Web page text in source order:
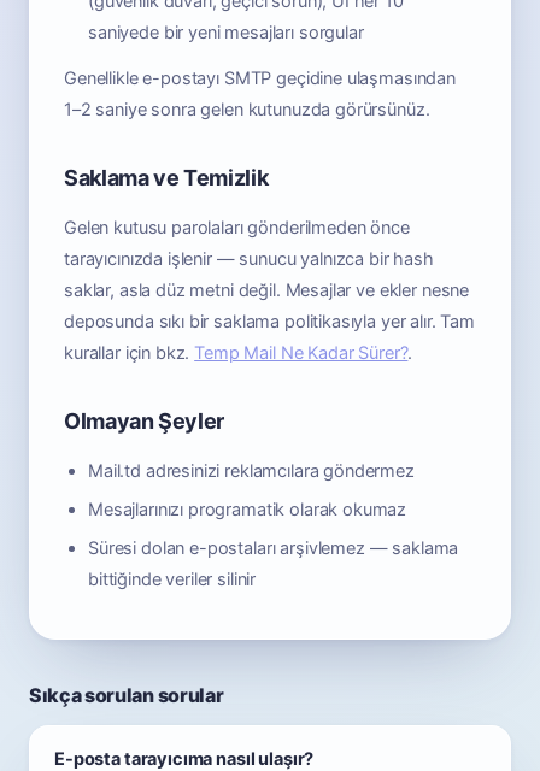
saniyede bir yeni mesajları sorgular
Genellikle e-postayı SMTP geçidine ulaşmasından
1–2 saniye sonra gelen kutunuzda görürsünüz.
Saklama ve Temizlik
Gelen kutusu parolaları gönderilmeden önce
tarayıcınızda işlenir — sunucu yalnızca bir hash
saklar, asla düz metni değil. Mesajlar ve ekler nesne
deposunda sıkı bir saklama politikasıyla yer alır. Tam
kurallar için bkz. Temp Mail Ne Kadar Sürer?.
Olmayan Şeyler
Mail.td adresinizi reklamcılara göndermez
Mesajlarınızı programatik olarak okumaz
Süresi dolan e-postaları arşivlemez — saklama
bittiğinde veriler silinir
Sıkça sorulan sorular
E-posta tarayıcıma nasıl ulaşır?